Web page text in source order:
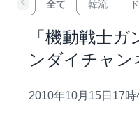
全て 韓流
「機動戦士
ンダイチャン
2010年10月15日17時